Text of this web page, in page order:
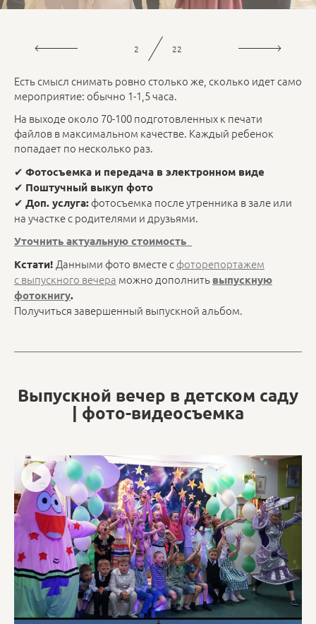
2 22
Есть смысл снимать ровно столько же, сколько идет само
мероприятие: обычно 1-1,5 часа.
На выходе около 70-100 подготовленных к печати
файлов в максимальном качестве. Каждый ребенок
попадает по несколько раз.
✔ Фотосъемка и передача в электронном виде
✔ Поштучный выкуп фото
✔ Доп. услуга:фотосъемка после утренника в зале или
на участке с родителями и друзьями.
Уточнить актуальную стоимость
Кстати! Данными фото вместе сфоторепортажем
с выпускного вечера можно дополнить выпускную
фотокнигу.
Получиться завершенный выпускной альбом.
Выпускной вечер в детском саду
| фото-видеосъемка